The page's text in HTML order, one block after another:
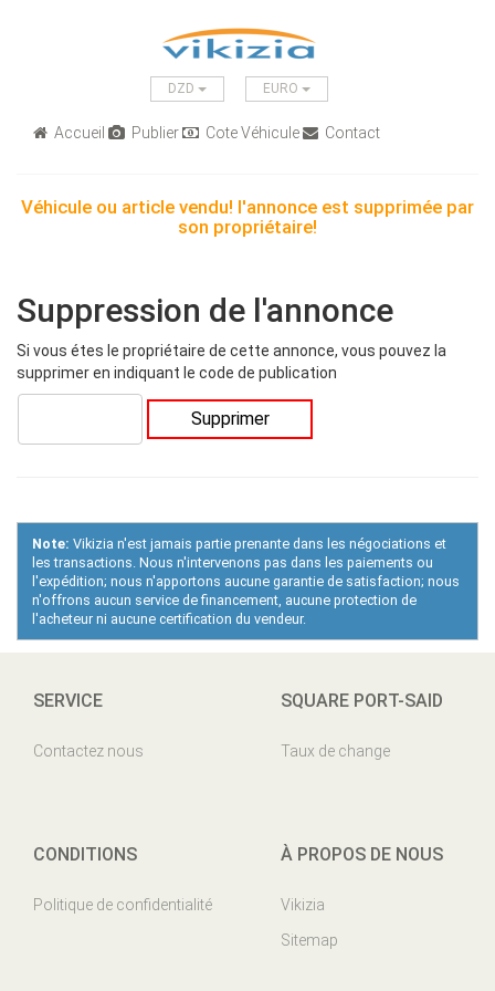
DZD EURO
Accueil Publier Cote Véhicule Contact
Véhicule ou article vendu! l'annonce est supprimée par
son propriétaire!
Suppression de l'annonce
Si vous étes le propriétaire de cette annonce, vous pouvez la
supprimer en indiquant le code de publication
Supprimer
Note: Vikizia n'est jamais partie prenante dans les négociations et
les transactions. Nous n'intervenons pas dans les paiements ou
l'expédition; nous n'apportons aucune garantie de satisfaction; nous
n'offrons aucun service de financement, aucune protection de
l'acheteur ni aucune certification du vendeur.
SERVICE
Contactez nous
SQUARE PORT-SAID
Taux de change
CONDITIONS
Politique de confidentialité
À PROPOS DE NOUS
Vikizia
Sitemap